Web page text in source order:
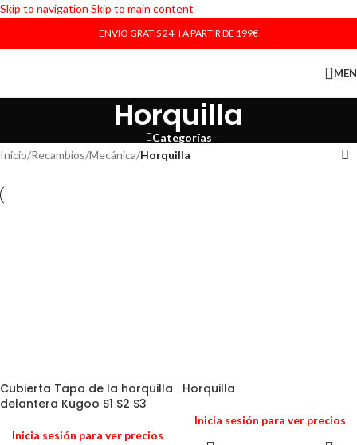
Skip to navigation Skip to main content
ENVÍO GRATIS 24H A PARTIR DE 199€
Horquilla
Categorías
Inicio/Recambios/Mecánica/Horquilla
Cubierta Tapa de la horquilla
delantera Kugoo S1 S2 S3
Inicia sesión para ver precios
Horquilla
Inicia sesión para ver precios